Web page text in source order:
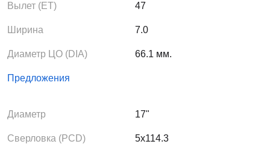
Вылет (ЕТ) 47
Ширина 7.0
Диаметр ЦО (DIA) 66.1 мм.
Предложения
Диаметр 17"
Сверловка (PCD) 5x114.3